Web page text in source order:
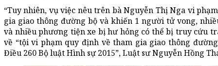
“Tuy nhiên, vụ việc nêu trên bà Nguyễn Thị Nga vi
gia giao thông đường bộ và khiến 1 người tử vong,
và nhiều phương tiện xe bị hư hỏng có thể bị truy cứu
về “tội vi phạm quy định về tham gia giao thông
Điều 260 Bộ luật Hình sự 2015”, Luật sư Nguyễn Hồng